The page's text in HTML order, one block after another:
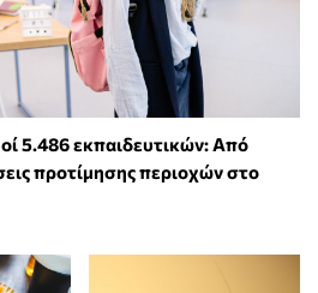
5.486 εκπαιδευτικών: Από
προτίμησης περιοχών στο